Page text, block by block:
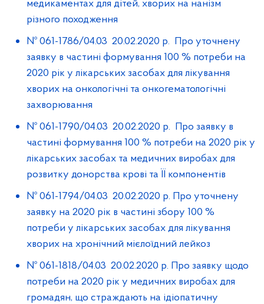
медикаментах для дітей, хворих на нанізм
різного походження
№ 061-1786/04.03 20.02.2020 р. Про уточнену
заявку в частині формування 100 % потреби на
2020 рік у лікарських засобах для лікування
хворих на онкологічні та онкогематологічні
захворювання
№ 061-1790/04.03 20.02.2020 р. Про заявку в
частині формування 100 % потреби на 2020 рік у
лікарських засобах та медичних виробах для
розвитку донорства крові та ЇЇ компонентів
№ 061-1794/04.03 20.02.2020 р. Про уточнену
заявку на 2020 рік в частині збору 100 %
потреби у лікарських засобах для лікування
хворих на хронічний мієлоїдний лейкоз
№ 061-1818/04.03 20.02.2020 р. Про заявку щодо
потреби на 2020 рік у медичних виробах для
громадян, що страждають на ідіопатичну